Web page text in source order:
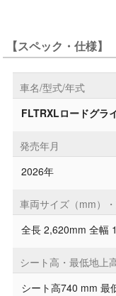
【スペック・仕様】
車名/型式/年式
FLTRXLロードグラ
発売年月
2026年
車両サイズ（mm）・
全長 2,620mm 全
シート高・最低地上
シート高740 mm 最